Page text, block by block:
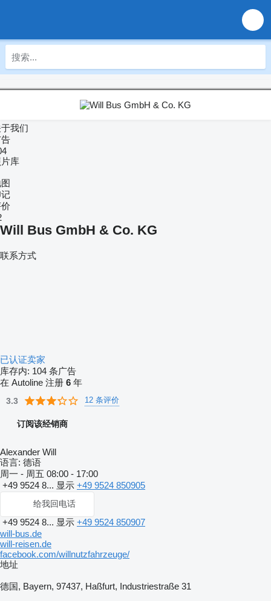
我们
库
Will Bus GmbH & Co. KG
联系方式
已认证卖家
库存内: 104 条广告
在 Autoline 注册 6 年
3.3 12 条评价
订阅该经销商
Alexander Will
语言: 德语
周一 - 周五 08:00 - 17:00
+49 9524 8... 显示 +49 9524 850905
给我回电话
+49 9524 8... 显示 +49 9524 850907
will-bus.de
will-reisen.de
facebook.com/willnutzfahrzeuge/
地址
德国, Bayern, 97437, Haßfurt, Industriestraße 31